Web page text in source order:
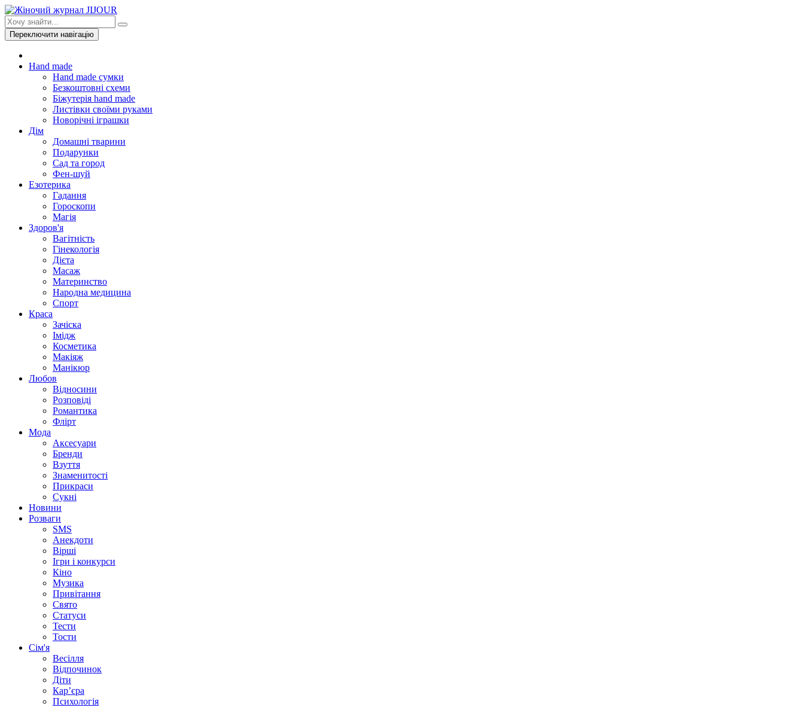
Переключити навігацію
Hand made
Hand made сумки
Безкоштовні схеми
Біжутерія hand made
Листівки своїми руками
Новорічні іграшки
Дім
Домашні тварини
Подарунки
Сад та город
Фен-шуй
Езотерика
Гадання
Гороскопи
Магія
Здоров'я
Вагітність
Гінекологія
Дієта
Масаж
Материнство
Народна медицина
Спорт
Краса
Зачіска
Імідж
Косметика
Макіяж
Манікюр
Любов
Відносини
Розповіді
Романтика
Флірт
Мода
Аксесуари
Бренди
Взуття
Знаменитості
Прикраси
Сукні
Новини
Розваги
SMS
Анекдоти
Вірші
Ігри і конкурси
Кіно
Музика
Привітання
Свято
Статуси
Тести
Тости
Сім'я
Весілля
Відпочинок
Діти
Кар’єра
Психологія